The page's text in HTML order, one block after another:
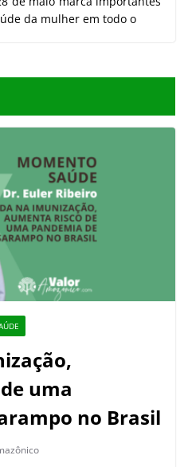
da mulher em todo o
uma
no Brasil